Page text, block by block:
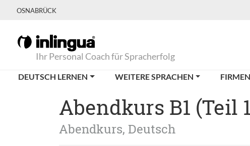
OSNABRÜCK
Ihr Personal Coach für Spracherfolg
DEUTSCH LERNEN WEITERE SPRACHEN
Abendkurs B1 (Teil
Abendkurs, Deutsch